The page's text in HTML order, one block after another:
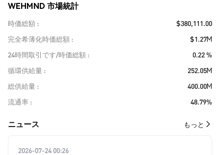
WEHMND 市場統計
時価総額
$380,111.00
完全希薄化時価総額
$1.27M
24時間取引です/時価総額
0.22 %
循環供給量
252.05M
総供給量
400.00M
流通率
48.79%
​​ニュース​​ もっと
2026-07-24 00:26